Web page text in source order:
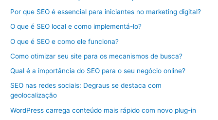
Por que SEO é essencial para iniciantes no marketing digital?
O que é SEO local e como implementá-lo?
O que é SEO e como ele funciona?
Como otimizar seu site para os mecanismos de busca?
Qual é a importância do SEO para o seu negócio online?
SEO nas redes sociais: Degraus se destaca com
geolocalização
WordPress carrega conteúdo mais rápido com novo plug-in